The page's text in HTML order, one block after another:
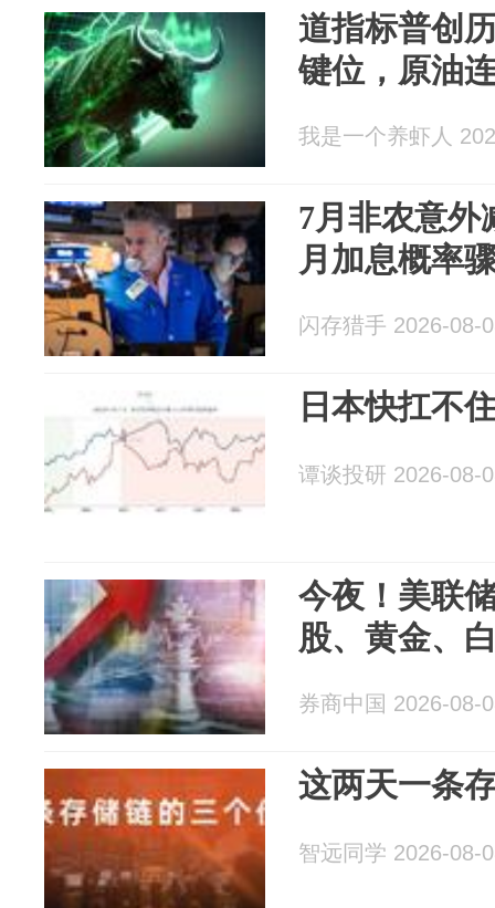
道指标普创
键位，原油
我是一个养虾人
7月非农意外
月加息概率
闪存猎手 2026-08-
日本快扛不
谭谈投研 2026-08-
今夜！美联
股、黄金、
券商中国 2026-08-
这两天一条
智远同学 2026-08-